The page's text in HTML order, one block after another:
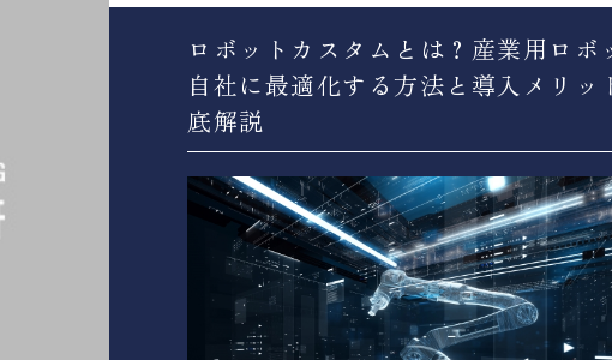
ロボットカスタムとは？産業用ロボ
自社に最適化する方法と導入メリッ
底解説